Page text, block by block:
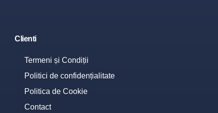
Clienti
Termeni și Condiții
Politici de confidențialitate
Politica de Cookie
Contact